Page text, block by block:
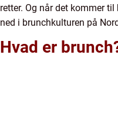
retter. Og når det kommer
ned i brunchkulturen på
Hvad er